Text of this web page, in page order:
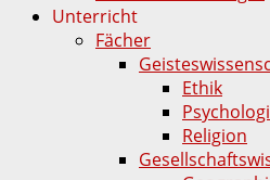
Unterricht
Fächer
Ethik
Religion